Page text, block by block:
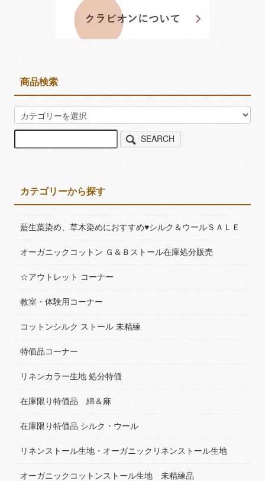
商品検索
SEARCH
カテゴリーから探す
藍生葉染め、草木染めにおすすめ♥シルク＆ウールＳＡＬＥ
オーガニックコットン Ｇ＆Ｂストール在庫処分販売
☆アウトレット コーナー
教室・体験用コーナー
コットンシルク ストール 未精練
特価品コーナー
リネンカラー生地 処分特価
在庫限り特価品 綿＆麻
在庫限り特価品 シルク・ウール
リネンストール生地・オーガニックリネンストール生地
オーガニックコットンストール生地 未精練品